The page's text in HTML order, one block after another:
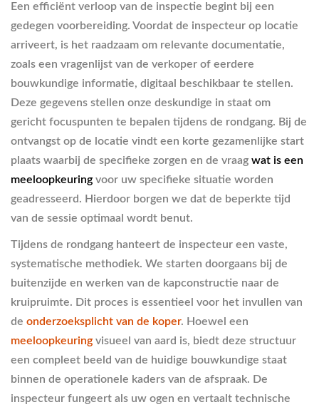
Een efficiënt verloop van de inspectie begint bij een
gedegen voorbereiding. Voordat de inspecteur op locatie
arriveert, is het raadzaam om relevante documentatie,
zoals een vragenlijst van de verkoper of eerdere
bouwkundige informatie, digitaal beschikbaar te stellen.
Deze gegevens stellen onze deskundige in staat om
gericht focuspunten te bepalen tijdens de rondgang. Bij de
ontvangst op de locatie vindt een korte gezamenlijke start
plaats waarbij de specifieke zorgen en de vraag wat is een
meeloopkeuring voor uw specifieke situatie worden
geadresseerd. Hierdoor borgen we dat de beperkte tijd
van de sessie optimaal wordt benut.
Tijdens de rondgang hanteert de inspecteur een vaste,
systematische methodiek. We starten doorgaans bij de
buitenzijde en werken van de kapconstructie naar de
kruipruimte. Dit proces is essentieel voor het invullen van
de onderzoeksplicht van de koper. Hoewel een
meeloopkeuring visueel van aard is, biedt deze structuur
een compleet beeld van de huidige bouwkundige staat
binnen de operationele kaders van de afspraak. De
inspecteur fungeert als uw ogen en vertaalt technische